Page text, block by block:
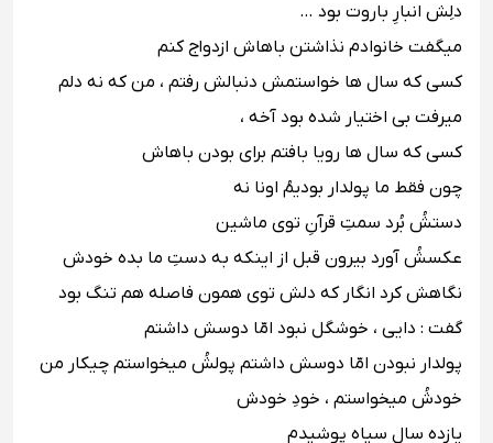
دلِش انبارِ باروت بود …
میگفت خانوادم نذاشتن باهاش ازدواج کنم
کسى که سال ها خواستمش دنبالش رفتم ، من که نه دلم
میرفت بی اختیار شده بود آخه ،
کسى که سال ها رویا بافتم براى بودن باهاش
چون فقط ما پولدار بودیمُ اونا نه
دستشُ بُرد سمتِ قرآنِ توى ماشین
عکسشُ آورد بیرون قبل از اینکه به دستِ ما بده خودش
نگاهش کرد انگار که دلش توى همون فاصله هم تنگ بود
گفت : دایى ، خوشگل نبود امّا دوسش داشتم
پولدار نبودن امّا دوسش داشتم پولشُ میخواستم چیکار من
خودشُ میخواستم ، خودِ خودش
یازده سال سیاه پوشیدم